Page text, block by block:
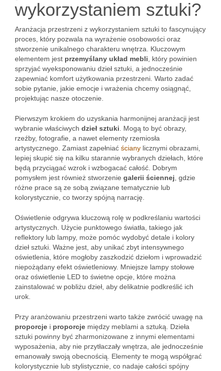
wykorzystaniem sztuki?
Aranżacja przestrzeni z wykorzystaniem sztuki to fascynujący
proces, który pozwala na wyrażenie osobowości oraz
stworzenie unikalnego charakteru wnętrza. Kluczowym
elementem jest przemyślany układ mebli , który powinien
sprzyjać wyeksponowaniu dzieł sztuki, a jednocześnie
zapewniać komfort użytkowania przestrzeni. Warto zadać
sobie pytanie, jakie emocje i wrażenia chcemy osiągnąć,
projektując nasze otoczenie.
Pierwszym krokiem do uzyskania harmonijnej aranżacji jest
wybranie właściwych dzieł sztuki . Mogą to być obrazy,
rzeźby, fotografie, a nawet elementy rzemiosła
artystycznego. Zamiast zapełniać ściany licznymi obrazami,
lepiej skupić się na kilku starannie wybranych dziełach, które
będą przyciągać wzrok i wzbogacać całość. Dobrym
pomysłem jest również stworzenie galerii ściennej , gdzie
różne prace są ze sobą związane tematycznie lub
kolorystycznie, co tworzy spójną narrację.
Oświetlenie odgrywa kluczową rolę w podkreślaniu wartości
artystycznych. Użycie punktowego światła, takiego jak
reflektory lub lampy, może pomóc wydobyć detale i kolory
dzieł sztuki. Ważne jest, aby unikać zbyt intensywnego
oświetlenia, które mogłoby zaszkodzić dziełom i wprowadzić
niepożądany efekt oświetleniowy. Mniejsze lampy stołowe
oraz oświetlenie LED to świetne opcje, które można
zainstalować w pobliżu dzieł, aby delikatnie podkreślić ich
urok.
Przy aranżowaniu przestrzeni warto także zwrócić uwagę na
proporcje i proporcje między meblami a sztuką. Dzieła
sztuki powinny być zharmonizowane z innymi elementami
wyposażenia, aby nie przytłaczały wnętrza, ale jednocześnie
emanowały swoją obecnością. Elementy te mogą współgrać
kolorystycznie lub stylistycznie, co nadaje całości spójny